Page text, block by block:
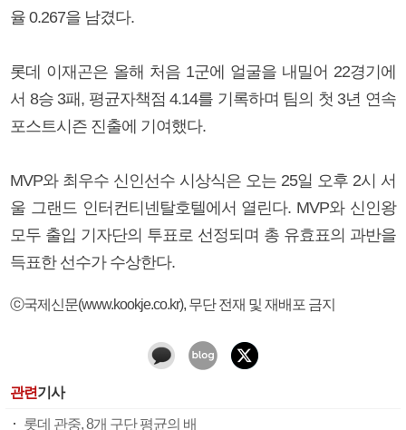
율 0.267을 남겼다.
롯데 이재곤은 올해 처음 1군에 얼굴을 내밀어 22경기에
서 8승 3패, 평균자책점 4.14를 기록하며 팀의 첫 3년 연속
포스트시즌 진출에 기여했다.
MVP와 최우수 신인선수 시상식은 오는 25일 오후 2시 서
울 그랜드 인터컨티넨탈호텔에서 열린다. MVP와 신인왕
모두 출입 기자단의 투표로 선정되며 총 유효표의 과반을
득표한 선수가 수상한다.
ⓒ국제신문(www.kookje.co.kr), 무단 전재 및 재배포 금지
관련기사
롯데 관중, 8개 구단 평균의 배